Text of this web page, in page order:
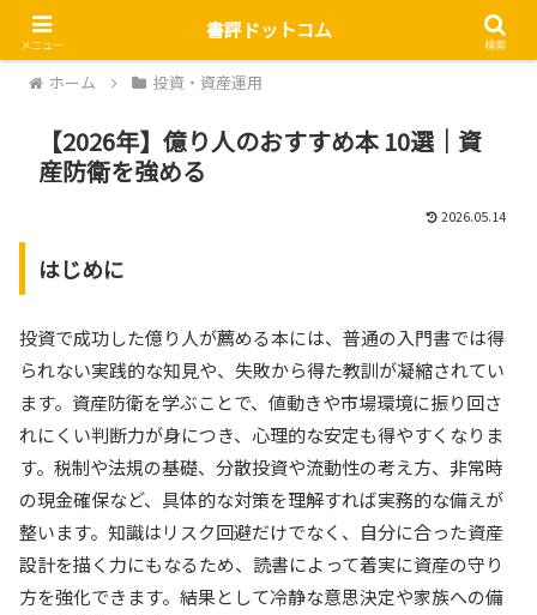
ホーム 投資・資産運用
【2026年】億り人のおすすめ本 10選｜資
産防衛を強める
2026.05.14
はじめに
投資で成功した億り人が薦める本には、普通の入門書では得
られない実践的な知見や、失敗から得た教訓が凝縮されてい
ます。資産防衛を学ぶことで、値動きや市場環境に振り回さ
れにくい判断力が身につき、心理的な安定も得やすくなりま
す。税制や法規の基礎、分散投資や流動性の考え方、非常時
の現金確保など、具体的な対策を理解すれば実務的な備えが
整います。知識はリスク回避だけでなく、自分に合った資産
設計を描く力にもなるため、読書によって着実に資産の守り
方を強化できます。結果として冷静な意思決定や家族への備
メニュー
書評ドットコム
検索